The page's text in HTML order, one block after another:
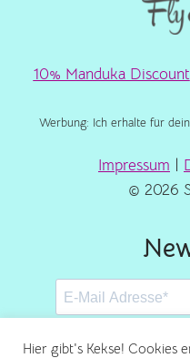
10% Manduka Discount
Werbung: Ich erhalte für
Impressum
© 2026
Hier gibt's Kekse! Cookies